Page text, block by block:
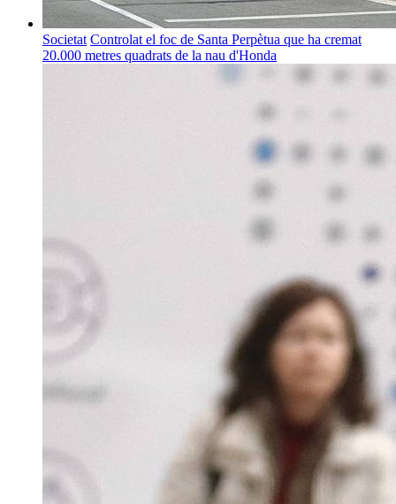
Societat Controlat el foc de Santa Perpètua que ha cremat
20.000 metres quadrats de la nau d'Honda